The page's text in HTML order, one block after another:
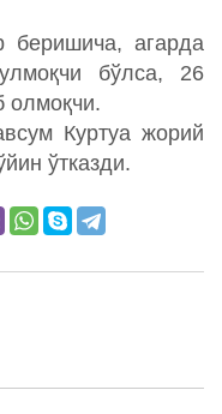
беришича, агарда
бўлса, 26
Куртуа жорий
ўтказди.